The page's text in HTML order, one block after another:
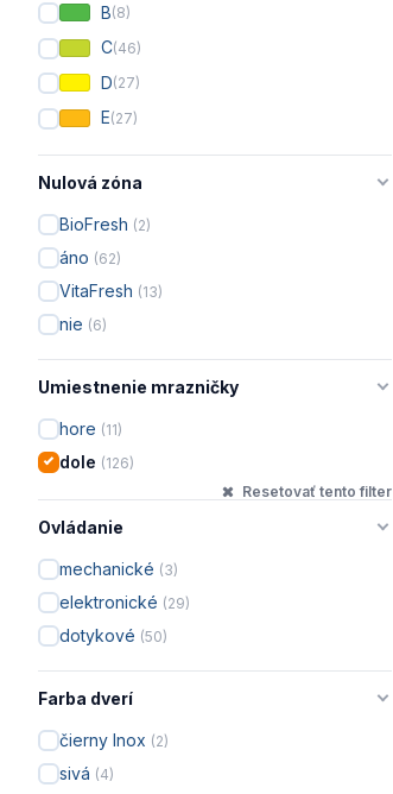
B(8)
C(46)
D(27)
E(27)
Nulová zóna
BioFresh (2)
áno (62)
VitaFresh (13)
nie (6)
Umiestnenie mrazničky
hore (11)
dole (126)
Resetovať tento filter
Ovládanie
mechanické (3)
elektronické (29)
dotykové (50)
Farba dverí
čierny Inox (2)
sivá (4)